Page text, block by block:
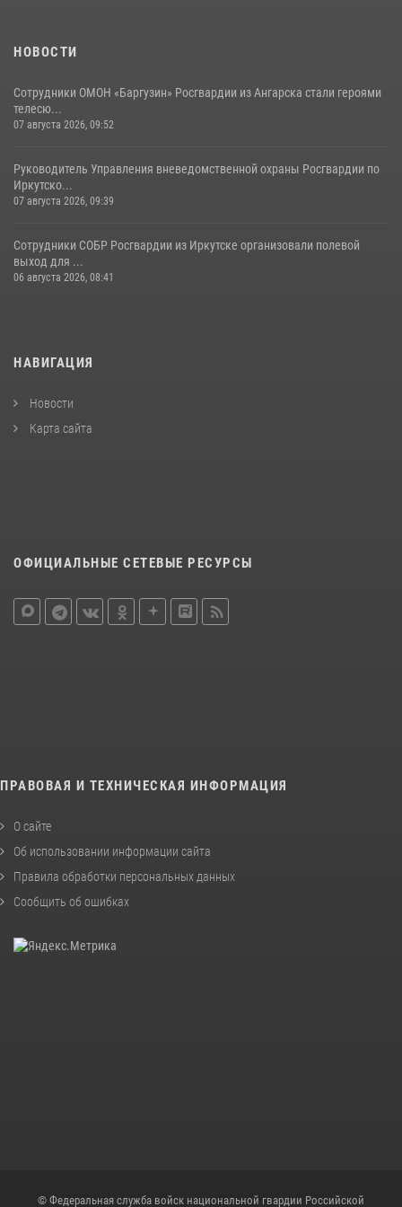
НОВОСТИ
Сотрудники ОМОН «Баргузин» Росгвардии из Ангарска стали героями
телесю...
07 августа 2026, 09:52
Руководитель Управления вневедомственной охраны Росгвардии по
Иркутско...
07 августа 2026, 09:39
Сотрудники СОБР Росгвардии из Иркутске организовали полевой
выход для ...
06 августа 2026, 08:41
НАВИГАЦИЯ
Новости
Карта сайта
ОФИЦИАЛЬНЫЕ СЕТЕВЫЕ РЕСУРСЫ
ПРАВОВАЯ И ТЕХНИЧЕСКАЯ ИНФОРМАЦИЯ
О сайте
Об использовании информации сайта
Правила обработки персональных данных
Сообщить об ошибках
© Федеральная служба войск национальной гвардии Российской